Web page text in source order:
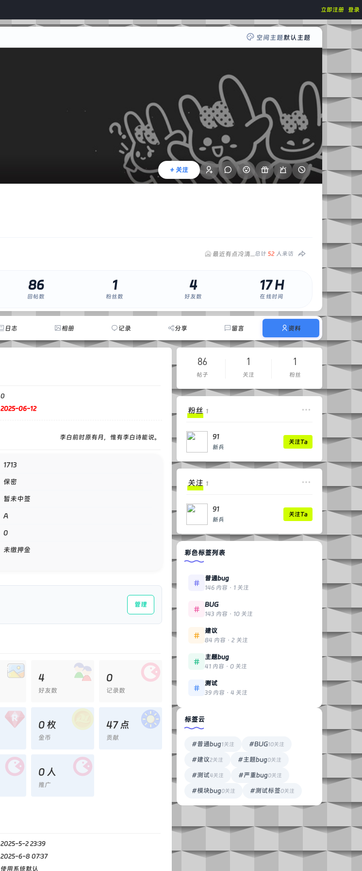
立即注册 登录
空间主题默认主题
+ 关注
🥶 最近有点冷清...总计 52 人来访
86
回帖数
1
粉丝数
4
好友数
17 H
在线时间
日志 相册 记录 分享 留言 资料
0
2025-06-12
李白前时原有月，惟有李白诗能说。
1713
保密
暂未中签
A
0
未缴押金
管理
4
好友数
0
记录数
0 枚
金币
47 点
贡献
0 人
推广
2025-5-2 23:39
2025-6-8 07:37
使用系统默认
86
帖子
1
关注
1
粉丝
粉丝 1
关注Ta
91
新兵
关注 1
关注Ta
91
新兵
彩色标签列表
普通bug
146 内容 · 1 关注
BUG
143 内容 · 10 关注
建议
84 内容 · 2 关注
主题bug
41 内容 · 0 关注
测试
39 内容 · 4 关注
标签云
#普通bug1关注 #BUG10关注
#建议2关注 #主题bug0关注
#测试4关注 #严重bug0关注
#模块bug0关注 #测试标签0关注